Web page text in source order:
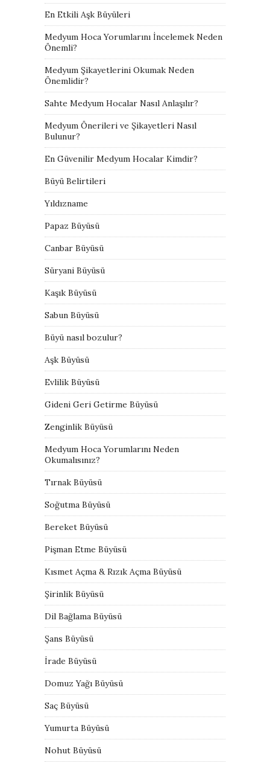
En Etkili Aşk Büyüleri
Medyum Hoca Yorumlarını İncelemek Neden
Önemli?
Medyum Şikayetlerini Okumak Neden
Önemlidir?
Sahte Medyum Hocalar Nasıl Anlaşılır?
Medyum Önerileri ve Şikayetleri Nasıl
Bulunur?
En Güvenilir Medyum Hocalar Kimdir?
Büyü Belirtileri
Yıldızname
Papaz Büyüsü
Canbar Büyüsü
Süryani Büyüsü
Kaşık Büyüsü
Sabun Büyüsü
Büyü nasıl bozulur?
Aşk Büyüsü
Evlilik Büyüsü
Gideni Geri Getirme Büyüsü
Zenginlik Büyüsü
Medyum Hoca Yorumlarını Neden
Okumalısınız?
Tırnak Büyüsü
Soğutma Büyüsü
Bereket Büyüsü
Pişman Etme Büyüsü
Kısmet Açma & Rızık Açma Büyüsü
Şirinlik Büyüsü
Dil Bağlama Büyüsü
Şans Büyüsü
İrade Büyüsü
Domuz Yağı Büyüsü
Saç Büyüsü
Yumurta Büyüsü
Nohut Büyüsü